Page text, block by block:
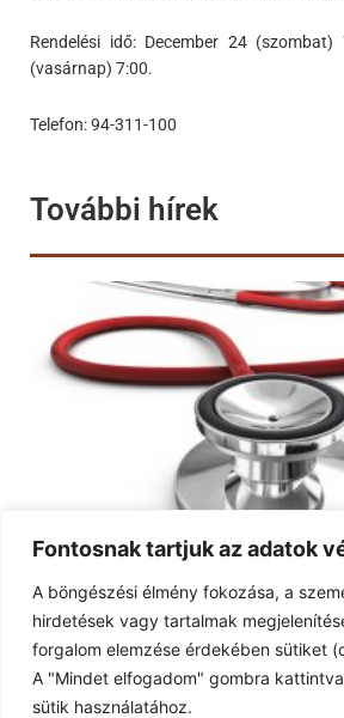
Fontosnak tartjuk az adatok
A böngészési élmény fokozása, a
hirdetések vagy tartalmak
forgalom elemzése érdekében sütiket
A "Mindet elfogadom" gombra
sütik használatához.
Rendelési idő: December 24
(vasárnap) 7:00.
Telefon: 94-311-100
További hírek
Gyermekorvosi értesítés
Szabadság miatt a gyermekorvosi
változik: 2026.